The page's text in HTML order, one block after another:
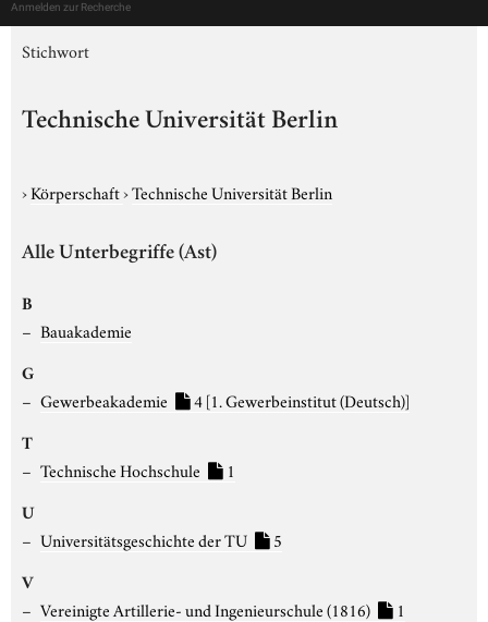
Anmelden zur Recherche
Stichwort
Technische Universität Berlin
›Körperschaft›Technische Universität Berlin
Alle Unterbegriffe (Ast)
B
Bauakademie
G
Gewerbeakademie 4[1. Gewerbeinstitut (Deutsch)]
T
Technische Hochschule 1
U
Universitätsgeschichte der TU 5
V
Vereinigte Artillerie- und Ingenieurschule (1816) 1